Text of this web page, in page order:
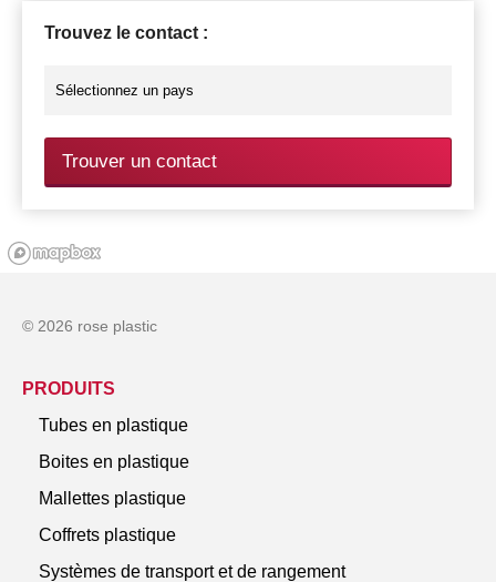
Trouvez le contact :
Trouver un contact
© 2026 rose plastic
PRODUITS
Tubes en plastique
Boites en plastique
Mallettes plastique
Coffrets plastique
Systèmes de transport et de rangement